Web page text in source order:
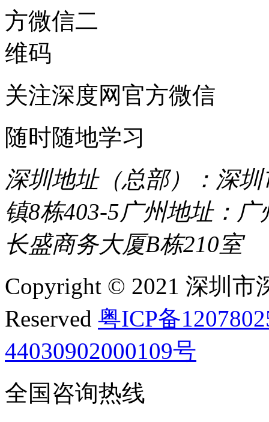
关注深度网官方微信
随时随地学习
深圳地址（总部）：深
镇8栋403-5广州地址：
长盛商务大厦B栋210室
Copyright © 2021 深圳市
Reserved 粤ICP备
44030902000109号
全国咨询热线